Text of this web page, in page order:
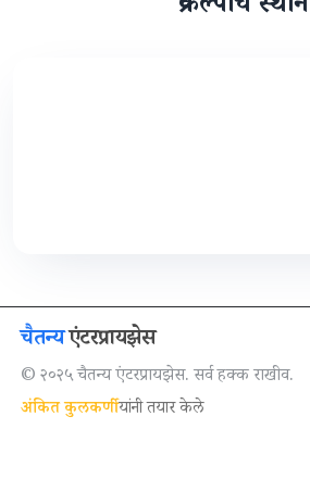
चैतन्यएंटरप्रायझेस
© २०२५ चैतन्य एंटरप्रायझेस. सर्व हक्क राखीव.
अंकित कुलकर्णीयांनी तयार केले